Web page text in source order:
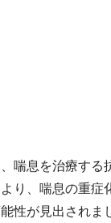
喘息を治療する
り、喘息の重症
性が見出されま